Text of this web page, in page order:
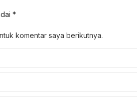
*
komentar saya berikutnya.